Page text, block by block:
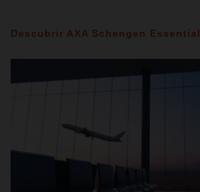
Descubrir AXA Schengen Essential